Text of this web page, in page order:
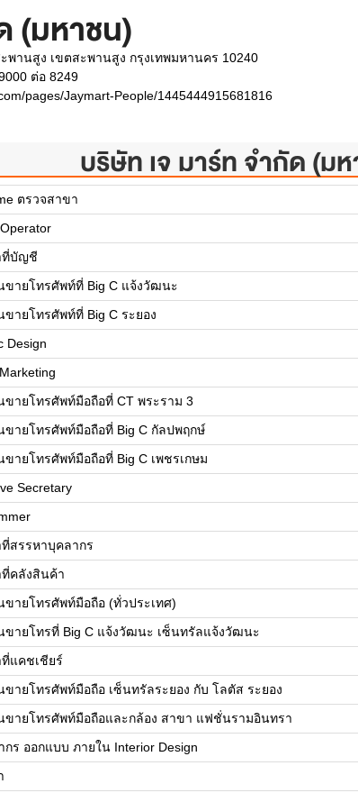
(มหาชน)
พานสูง เขตสะพานสูง กรุงเทพมหานคร 10240
ต่อ 8249
pages/Jaymart-People/1445444915681816
บริษัท เจ มาร์ท จำกัด (ม
ตรวจสาขา
ที่บัญชี
ขายโทรศัพท์ที่ Big C แจ้งวัฒนะ
ขายโทรศัพท์ที่ Big C ระยอง
Design
ขายโทรศัพท์มือถือที่ CT พระราม 3
ขายโทรศัพท์มือถือที่ Big C กัลปพฤกษ์
ขายโทรศัพท์มือถือที่ Big C เพชรเกษม
Secretary
ที่สรรหาบุคลากร
ที่คลังสินค้า
ขายโทรศัพท์มือถือ (ทั่วประเทศ)
ขายโทรที่ Big C แจ้งวัฒนะ เซ็นทรัลแจ้งวัฒนะ
ที่แคชเชียร์
ขายโทรศัพท์มือถือ เซ็นทรัลระยอง กับ โลตัส ระยอง
ขายโทรศัพท์มือถือและกล้อง สาขา แฟชั่นรามอินทรา
ร ออกแบบ ภายใน Interior Design